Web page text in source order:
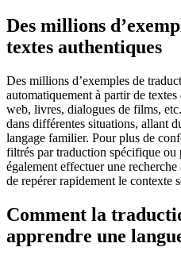
Des millions
textes authentiques
Des millions d’exemples de
automatiquement à partir de
web, livres, dialogues de films,
dans différentes situations, allant
langage familier. Pour plus de
filtrés par traduction spécifique ou
également effectuer une
de repérer rapidement le contexte
Comment la
apprendre une